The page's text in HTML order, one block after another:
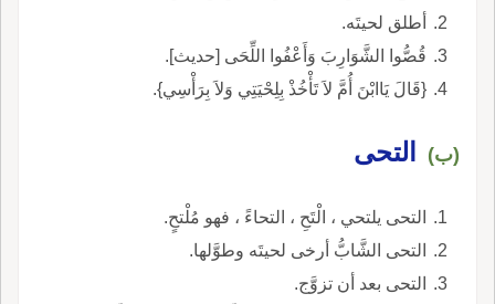
أطلق لحيتَه.
قُصُّوا الشَّوَارِبَ وَأَعْفُوا اللِّحَى [حديث].
{قَالَ يَاابْنَ أُمَّ لاَ تَأْخُذْ بِلِحْيَتِي وَلاَ بِرَأْسِي}.
(ب) التحى
التحى يلتحي ، الْتَحِ ، التحاءً ، فهو مُلْتحٍ.
التحى الشَّابُّ أرخى لحيتَه وطوَّلها.
التحى بعد أن تزوَّج.